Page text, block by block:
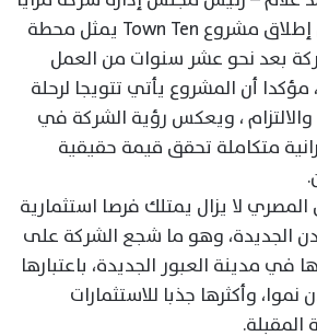
للتطوير العقاري ، إن إطلاق مشروع Town Ten يمثل محطة
بعد نحو عشر سنوات من العمل
أن المشروع يأتي تتويجا لرحلة
، ويعكس رؤية الشركة في
متكاملة تحقق قيمة حقيقية
لا يزال يمتلك فرصا استثمارية
الجديدة، وهو ما شجع الشركة على
في مدينة العبور الجديدة، باعتبارها
وأكثرها جذبا للاستثمارات
المقبلة.